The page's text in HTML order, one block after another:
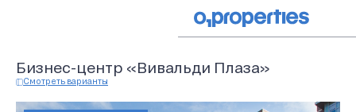
Бизнес-центр «Вивальди Плаза»
Смотреть варианты